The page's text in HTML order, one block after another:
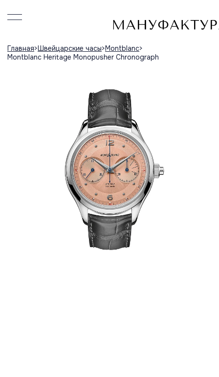
Главная Швейцарские часы Montblanc
Montblanc Heritage Monopusher Chronograph